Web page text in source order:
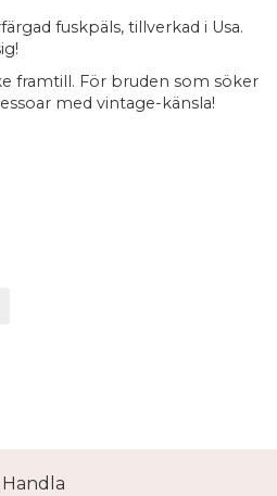
fuskpäls, tillverkad i Usa.
framtill. För bruden som söker
med vintage-känsla!
Handla